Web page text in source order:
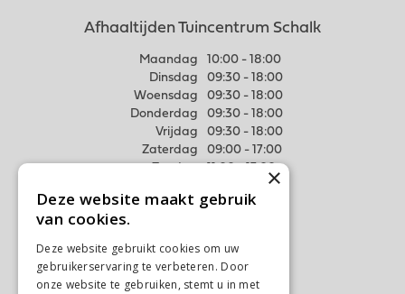
Afhaaltijden Tuincentrum Schalk
Maandag
10:00 - 18:00
Dinsdag
09:30 - 18:00
Woensdag
09:30 - 18:00
Donderdag
09:30 - 18:00
Vrijdag
09:30 - 18:00
Zaterdag
09:00 - 17:00
Meer weten
Algemene voorwaarden
Privacy Statement
Disclaimer
×
Deze website maakt gebruik
van cookies.
Deze website gebruikt cookies om uw
gebruikerservaring te verbeteren. Door
onze website te gebruiken, stemt u in met